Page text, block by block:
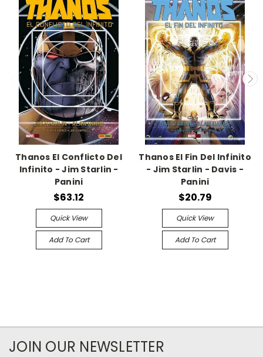
Thanos El Conflicto Del
Infinito - Jim Starlin -
Panini
$63.12
Quick View
Add To Cart
Thanos El Fin Del Infinito
- Jim Starlin - Davis -
Panini
$20.79
Quick View
Add To Cart
JOIN OUR NEWSLETTER